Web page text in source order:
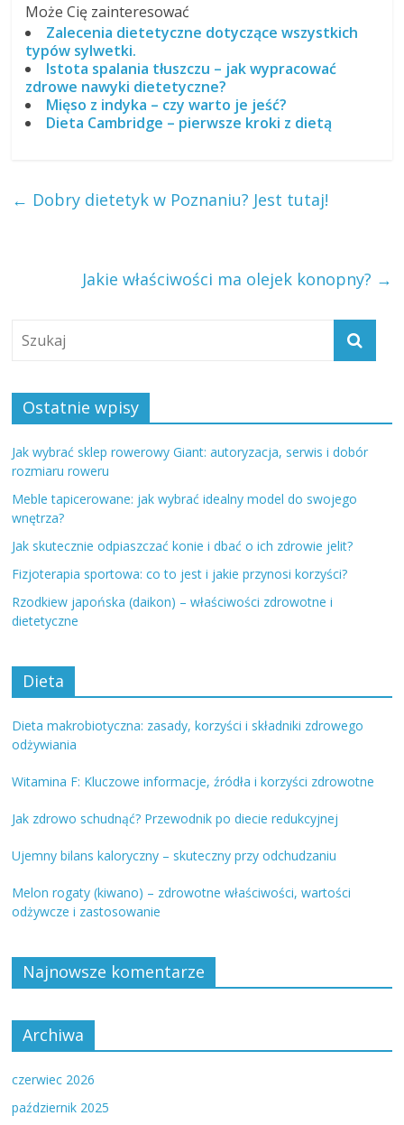
Może Cię zainteresować
Zalecenia dietetyczne dotyczące wszystkich
typów sylwetki.
Istota spalania tłuszczu – jak wypracować
zdrowe nawyki dietetyczne?
Mięso z indyka – czy warto je jeść?
Dieta Cambridge – pierwsze kroki z dietą
← Dobry dietetyk w Poznaniu? Jest tutaj!
Jakie właściwości ma olejek konopny? →
Ostatnie wpisy
Jak wybrać sklep rowerowy Giant: autoryzacja, serwis i dobór
rozmiaru roweru
Meble tapicerowane: jak wybrać idealny model do swojego
wnętrza?
Jak skutecznie odpiaszczać konie i dbać o ich zdrowie jelit?
Fizjoterapia sportowa: co to jest i jakie przynosi korzyści?
Rzodkiew japońska (daikon) – właściwości zdrowotne i
dietetyczne
Dieta
Dieta makrobiotyczna: zasady, korzyści i składniki zdrowego
odżywiania
Witamina F: Kluczowe informacje, źródła i korzyści zdrowotne
Jak zdrowo schudnąć? Przewodnik po diecie redukcyjnej
Ujemny bilans kaloryczny – skuteczny przy odchudzaniu
Melon rogaty (kiwano) – zdrowotne właściwości, wartości
odżywcze i zastosowanie
Najnowsze komentarze
Archiwa
czerwiec 2026
październik 2025